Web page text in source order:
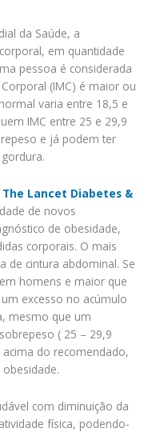
da Saúde, a
em quantidade
pessoa é considerada
(IMC) é maior ou
varia entre 18,5 e
IMC entre 25 e 29,9
e já podem ter
The Lancet Diabetes &
de novos
de obesidade,
corporais. O mais
de cintura abdominal. Se
homens e maior que
excesso no acúmulo
mesmo que um
( 25 – 29,9
do recomendado,
com diminuição da
física, podendo-